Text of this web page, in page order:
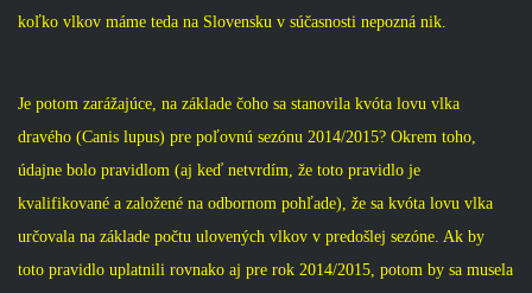
koľko vlkov máme teda na Slovensku v súčasnosti nepozná nik.
Je potom zarážajúce, na základe čoho sa stanovila kvóta lovu vlka
dravého (Canis lupus) pre poľovnú sezónu 2014/2015? Okrem toho,
údajne bolo pravidlom (aj keď netvrdím, že toto pravidlo je
kvalifikované a založené na odbornom pohľade), že sa kvóta lovu vlka
určovala na základe počtu ulovených vlkov v predošlej sezóne. Ak by
toto pravidlo uplatnili rovnako aj pre rok 2014/2015, potom by sa musela